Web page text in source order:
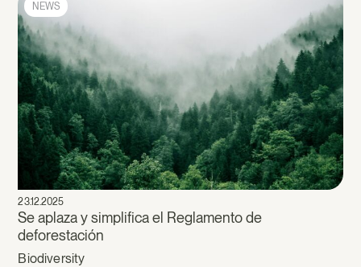
NEWS
23.12.2025
Se aplaza y simplifica el Reglamento de
deforestación
Biodiversity